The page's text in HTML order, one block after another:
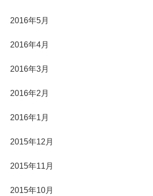
2016年5月
2016年4月
2016年3月
2016年2月
2016年1月
2015年12月
2015年11月
2015年10月